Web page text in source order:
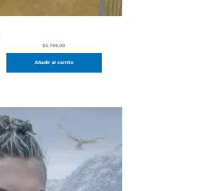
$4.799,00
Añadir al carrito